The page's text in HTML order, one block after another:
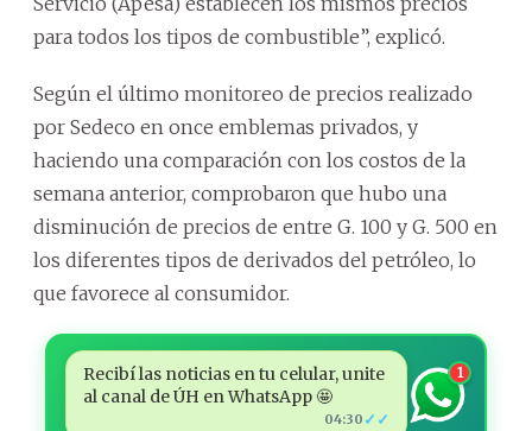
para todos los tipos de combustible”, explicó.
Según el último monitoreo de precios realizado
por Sedeco en once emblemas privados, y
haciendo una comparación con los costos de la
semana anterior, comprobaron que hubo una
disminución de precios de entre G. 100 y G. 500 en
los diferentes tipos de derivados del petróleo, lo
que favorece al consumidor.
Recibí las noticias en tu celular, unite
al canal de ÚH en WhatsApp 🤩
04:30 ✓✓
1